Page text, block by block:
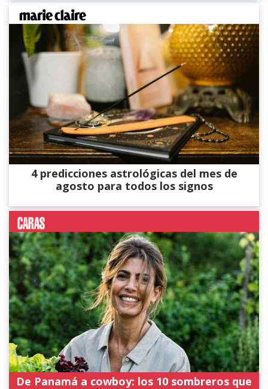
4 predicciones astrológicas del mes de
agosto para todos los signos
De Panamá a cowboy: los 10 sombreros que